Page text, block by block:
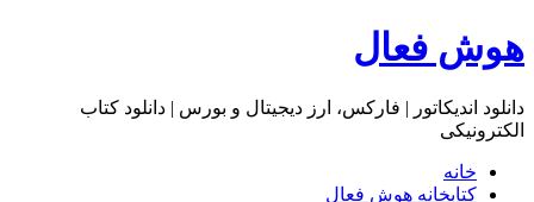
هوش فعال
دانلود اندیکاتور | فارکس، ارز دیجیتال و بورس | دانلود کتاب
الکترونیکی
خانه
کتابخانه هوش فعال